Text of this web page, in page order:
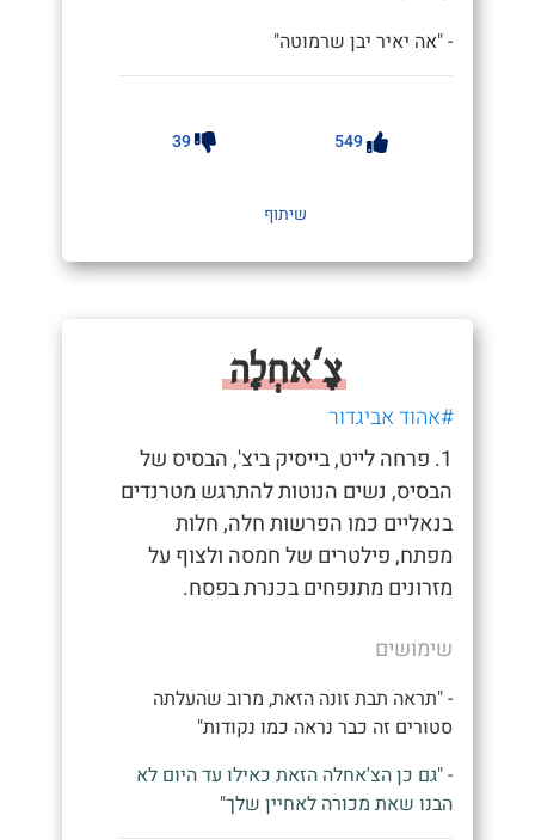
- "אה יאיר יבן שרמוטה"
549
39
שיתוף
צָ'אחְלָה
#אהוד אביגדור
1. פרחה לייט, בייסיק ביצ', הבסיס של
הבסיס, נשים הנוטות להתרגש מטרנדים
בנאליים כמו הפרשות חלה, חלות
מפתח, פילטרים של חמסה ולצוף על
מזרונים מתנפחים בכנרת בפסח.
שימושים
- "תראה תבת זונה הזאת, מרוב שהעלתה
סטורים זה כבר נראה כמו נקודות"
- "גם כן הצ'אחלה הזאת כאילו עד היום לא
הבנו שאת מכורה לאחיין שלך"